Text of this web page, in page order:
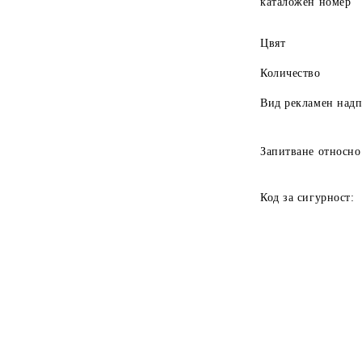
Цвят
Количество
Вид рекламен
Запитване относно
Код за сигурност: